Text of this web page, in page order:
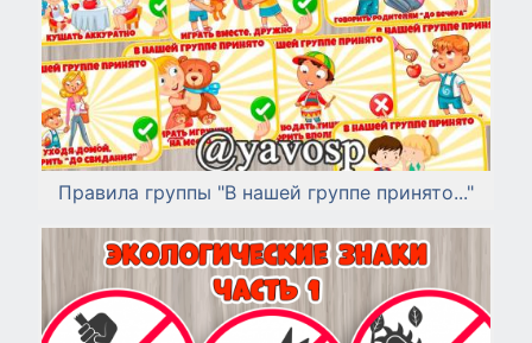
Правила группы "В нашей группе принято..."